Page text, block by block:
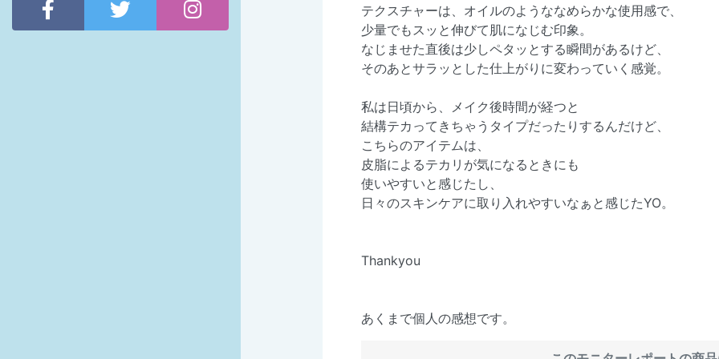
テクスチャーは、オイルのようななめらかな使用感で、
少量でもスッと伸びて肌になじむ印象。
なじませた直後は少しペタッとする瞬間があるけど、
そのあとサラッとした仕上がりに変わっていく感覚。
私は日頃から、メイク後時間が経つと
結構テカってきちゃうタイプだったりするんだけど、
こちらのアイテムは、
皮脂によるテカリが気になるときにも
使いやすいと感じたし、
日々のスキンケアに取り入れやすいなぁと感じたYO。
Thankyou
あくまで個人の感想です。